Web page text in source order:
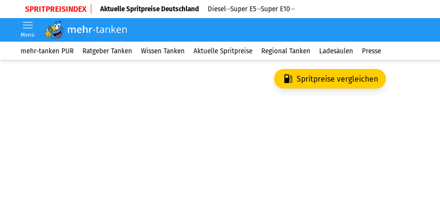
SPRITPREISINDEX Aktuelle Spritpreise Deutschland Diesel Super E5 Super E10
Menü
mehr-tanken PUR Ratgeber Tanken Wissen Tanken Aktuelle Spritpreise Regional Tanken Ladesäulen Presse
Spritpreise vergleichen